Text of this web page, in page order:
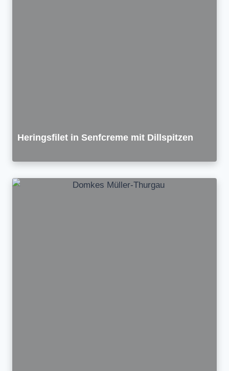
Heringsfilet in Senfcreme mit Dillspitzen